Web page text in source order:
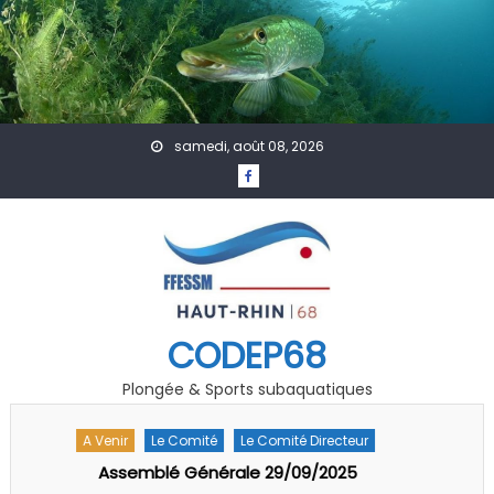
Skip to content
samedi, août 08, 2026
CODEP68
Plongée & Sports subaquatiques
A Venir Actualités Formation Technique
Inscriptions Examen et Stage initial initiateurs 2025-